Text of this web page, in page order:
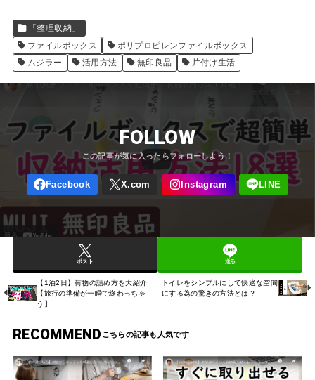
「整理収納」
ファイルボックス
ポリプロピレンファイルボックス
ムジラー
活用方法 無印良品 片付け生活
FOLLOW
ポスト 送る
【1泊2日】荷物の詰め方を大紹介
【旅行の準備が一瞬で終わっちゃ
う】
トイレをシンプルにして快適な空間
にする為の驚きの方法とは？
RECOMMEND